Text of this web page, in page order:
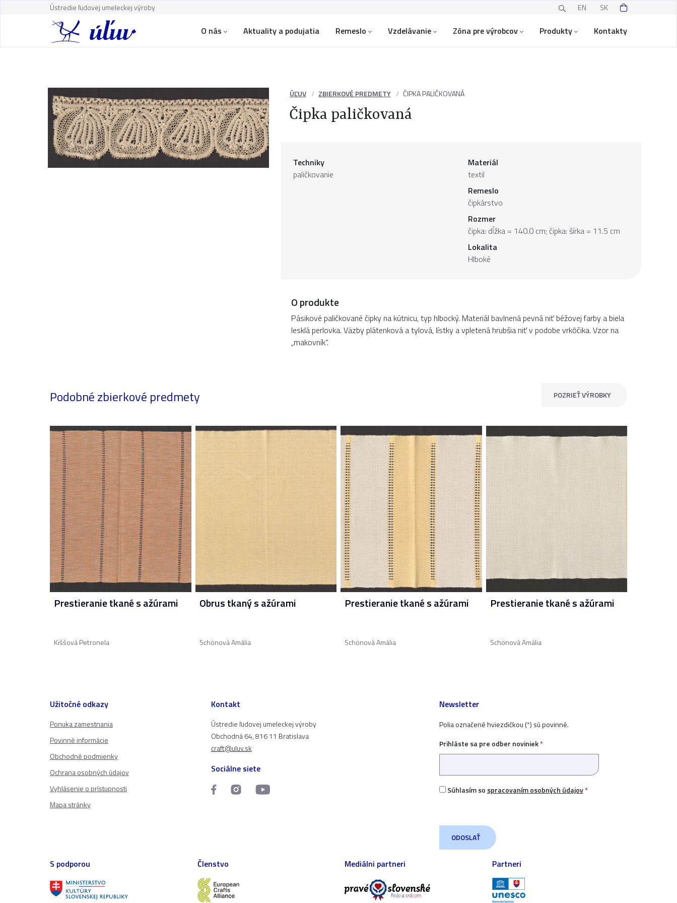
Ústredie ľudovej umeleckej výroby EN SK
O nás Aktuality a podujatia Remeslo Vzdelávanie Zóna pre výrobcov Produkty Kontakty
ÚĽUV ZBIERKOVÉ PREDMETY ČIPKA PALIČKOVANÁ
Čipka paličkovaná
Techniky
paličkovanie
Materiál
textil
Remeslo
čipkárstvo
Rozmer
čipka: dĺžka = 140.0 cm; čipka: šírka = 11.5 cm
Lokalita
Hlboké
O produkte
Pásikové paličkované čipky na kútnicu, typ hlbocký. Materiál bavlnená pevná niť béžovej farby a biela
lesklá perlovka. Väzby plátenková a tylová, lístky a vpletená hrubšia niť v podobe vrkôčika. Vzor na
„makovník“.
Podobné zbierkové predmety POZRIEŤ VÝROBKY
Prestieranie tkané s ažúrami
Kiššová Petronela
Obrus tkaný s ažúrami
Schönová Amália
Prestieranie tkané s ažúrami
Schönová Amália
Prestieranie tkané s ažúrami
Schönová Amália
Užitočné odkazy
Ponuka zamestnania
Povinné informácie
Obchodné podmienky
Ochrana osobných údajov
Vyhlásenie o prístupnosti
Mapa stránky
Kontakt
Ústredie ľudovej umeleckej výroby
Obchodná 64, 816 11 Bratislava
craft@uluv.sk
Sociálne siete
Newsletter
Polia označené hviezdičkou (*) sú povinné.
Prihláste sa pre odber noviniek*
Súhlasím so spracovaním osobných údajov*
S podporou Členstvo Mediálni partneri Partneri